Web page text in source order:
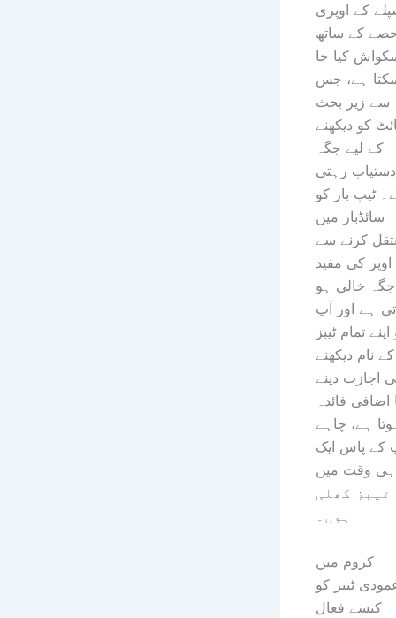
کے اوپری
کے ساتھ
کیا جا
ہے، جس
سے زیر بحث
کو دیکھنے
کے لیے جگہ
دستیاب رہتی
ٹیب بار کو
سائڈبار میں
کرنے سے
اوپر کی مفید
جگہ خالی ہو
ہے اور آپ
تمام ٹیبز
کے نام دیکھنے
اجازت دینے
اضافی فائدہ
ہوتا ہے، چاہے
کے پاس ایک
ہی وقت میں
30 ٹیبز کھلی
ہوں۔
کروم میں
ٹیبز کو
کیسے فعال